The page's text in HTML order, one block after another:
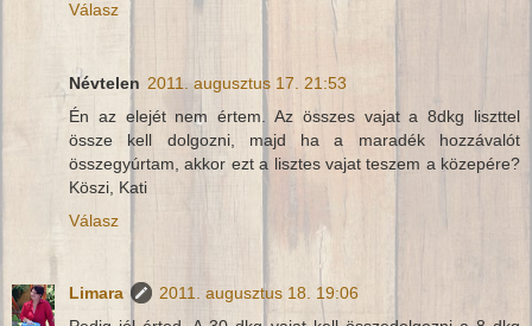
Válasz
Névtelen 2011. augusztus 17. 21:53
Én az elejét nem értem. Az összes vajat a 8dkg liszttel
össze kell dolgozni, majd ha a maradék hozzávalót
összegyúrtam, akkor ezt a lisztes vajat teszem a közepére?
Köszi, Kati
Válasz
Limara
2011. augusztus 18. 19:06